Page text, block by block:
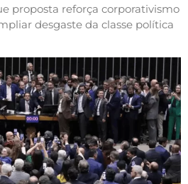
proposta reforça corporativismo
desgaste da classe política